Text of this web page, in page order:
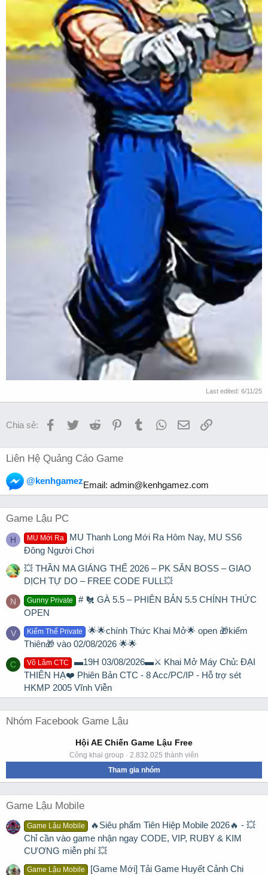
Last edited: 6/11/25
Chia sẻ: Facebook
TwitterReddit PinterestTumblrWhatsApp
EmailLink
Liên Hệ Quảng Cáo Game
@kenhgamezEmail: admin@kenhgamez.com
Game Lậu PC
H MU Mới Ra
MU Thanh Long Mới Ra Hôm Nay, MU SS6
Đông Người Chơi
💥 THẦN MA GIÁNG THẾ 2026 – PK SĂN BOSS – GIAO
DỊCH TỰ DO – FREE CODE FULL💥
N Gunny Private
# 🐔 GÀ 5.5 – PHIÊN BẢN 5.5 CHÍNH THỨC
OPEN
V Kiếm Thế Private
🌟🌟chính Thức Khai Mở🌟 open 🎁kiếm
Thiên🎁 vào 02/08/2026 🌟🌟
C Võ Lâm CTC
▬19H 03/08/2026▬⚔️ Khai Mở Máy Chủ: ĐẠI
THIÊN HẠ❤️ Phiên Bản CTC - 8 Acc/PC/IP - Hỗ trợ sét
HKMP 2005 Vĩnh Viễn
Nhóm Facebook Game Lậu
Hội AE Chiến Game Lậu Free
Công khai group · 2.832.025 thành viên
Tham gia nhóm
Game Lậu Mobile
Game Lậu Mobile
🔥Siêu phẩm Tiên Hiệp Mobile 2026🔥 - 💥
Chỉ cần vào game nhận ngay CODE, VIP, RUBY & KIM
CƯƠNG miễn phí 💥
Game Lậu Mobile [Game Mới] Tải Game Huyết Cảnh Chi